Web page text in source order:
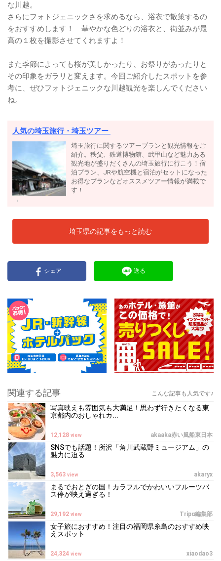
な川越。
さらにフォトジェニックさを求めるなら、浴衣で散策するの
をおすすめします！ 華やかな色どりの浴衣と、街並みが最
高の１枚を撮影させてくれますよ！
また季節によっても桜が美しかったり、お祭りがあったりと
その印象をガラリと変えます。今回ご紹介したスポットを参
考に、ぜひフォトジェニックな川越観光を楽しんでください
ね。
人気の埼玉旅行・埼玉ツアー
埼玉旅行に関するツアープランと観光情報をご
紹介。秩父、鉄道博物館、武甲山など魅力ある
観光地が盛りだくさんの埼玉旅行に行こう！宿
泊プラン、JRや航空機と宿泊がセットになった
お得なプランなどオススメツアー情報が満載で
す！
埼玉県の記事をもっと読む
シェア 送る
関連する記事 こんな記事も人気です♪
写真映えも雰囲気も大満足！思わず行きたくなる東
京都内のおしゃれカ...
akaaka赤い風船東日本
12,128 view
SNSでも話題！所沢「角川武蔵野ミュージアム」の
魅力に迫る
akaryx
3,563 view
まるでおとぎの国！カラフルでかわいいフルーツバ
ス停が映え過ぎる！
Tripα編集部
29,192 view
女子旅におすすめ！注目の福岡県糸島のおすすめ映
えスポット
xiaodao3
24,324 view